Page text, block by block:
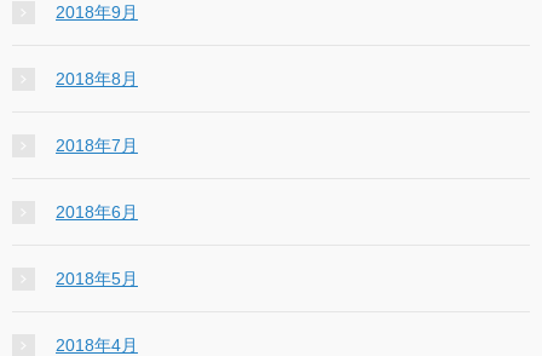
2018年9月
2018年8月
2018年7月
2018年6月
2018年5月
2018年4月